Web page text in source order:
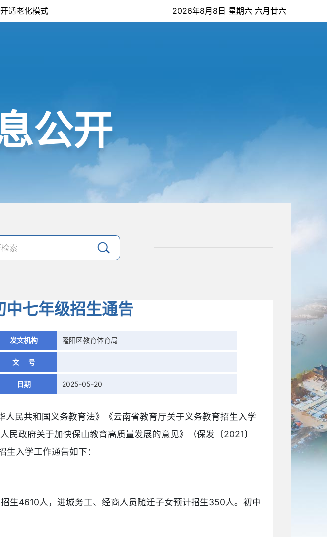
适老化模式 2026年8月8日 星期六 六月廿六
公开
七年级招生通告
发文机构 隆阳区教育体育局
文 号
日期 2025-05-20
民共和国义务教育法》《云南省教育厅关于义务教育招生入学
政府关于加快保山教育高质量发展的意见》（保发〔2021〕
入学工作通告如下：
生4610人，进城务工、经商人员随迁子女预计招生350人。初中